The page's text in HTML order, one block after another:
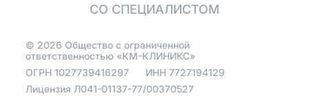
бюгельными
протезами на
телескопических
коронках
Эстетические
Установить виниры
СО СПЕЦИАЛИСТОМ
© 2026 Общество с ограниченной
ответственностью «КМ-КЛИНИКС»
ОГРН1027739416297 ИНН7727194129
Лицензия Л041-01137-77/00370527